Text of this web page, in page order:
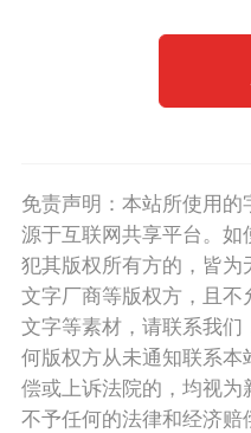
免责声明：本站所使用
源于互联网共享平台。
犯其版权所有方的，皆
文字厂商等版权方，且
文字等素材，请联系我
何版权方从未通知联系
偿或上诉法院的，均视
不予任何的法律和经济赔